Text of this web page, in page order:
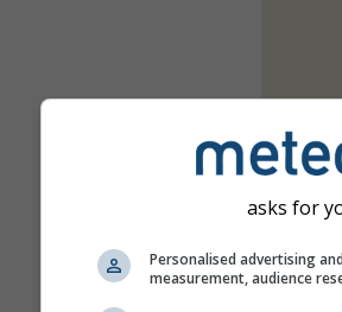
asks for
Personalised advertising
measurement, audience